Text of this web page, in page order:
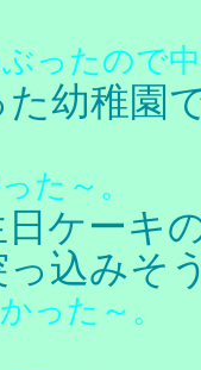
ったので
幼稚園
た～。
日ケーキ
込みそ
った～。